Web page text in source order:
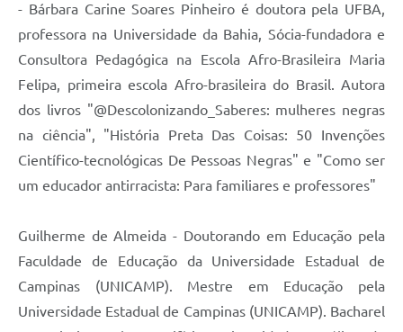
- Bárbara Carine Soares Pinheiro é doutora pela UFBA,
professora na Universidade da Bahia, Sócia-fundadora e
Consultora Pedagógica na Escola Afro-Brasileira Maria
Felipa, primeira escola Afro-brasileira do Brasil. Autora
dos livros "@Descolonizando_Saberes: mulheres negras
na ciência", "História Preta Das Coisas: 50 Invenções
Científico-tecnológicas De Pessoas Negras" e "Como ser
um educador antirracista: Para familiares e professores"
Guilherme de Almeida - Doutorando em Educação pela
Faculdade de Educação da Universidade Estadual de
Campinas (UNICAMP). Mestre em Educação pela
Universidade Estadual de Campinas (UNICAMP). Bacharel